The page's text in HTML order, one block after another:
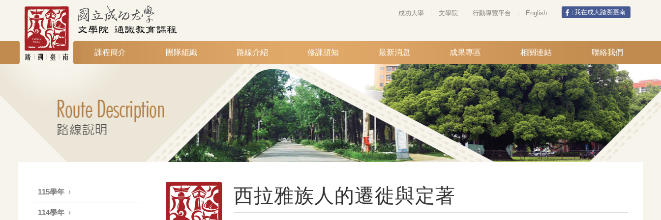
成功大學 文學院 行動導覽平台 English 我在成大踏溯臺南
課程簡介 團隊組織 路線介紹 修課須知 最新消息 成果專區 相關連結 聯絡我們
115學年
114學年
西拉雅族人的遷徙與定著